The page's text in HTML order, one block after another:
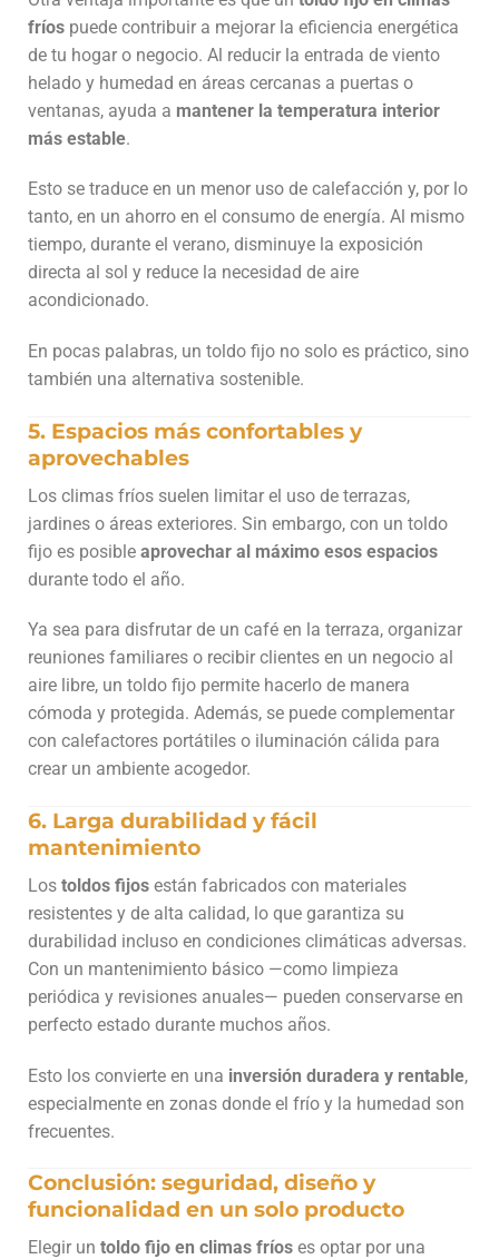
fríos puede contribuir a mejorar la eficiencia energética
de tu hogar o negocio. Al reducir la entrada de viento
helado y humedad en áreas cercanas a puertas o
ventanas, ayuda a mantener la temperatura interior
más estable.
Esto se traduce en un menor uso de calefacción y, por lo
tanto, en un ahorro en el consumo de energía. Al mismo
tiempo, durante el verano, disminuye la exposición
directa al sol y reduce la necesidad de aire
acondicionado.
En pocas palabras, un toldo fijo no solo es práctico, sino
también una alternativa sostenible.
5. Espacios más confortables y
aprovechables
Los climas fríos suelen limitar el uso de terrazas,
jardines o áreas exteriores. Sin embargo, con un toldo
fijo es posible aprovechar al máximo esos espacios
durante todo el año.
Ya sea para disfrutar de un café en la terraza, organizar
reuniones familiares o recibir clientes en un negocio al
aire libre, un toldo fijo permite hacerlo de manera
cómoda y protegida. Además, se puede complementar
con calefactores portátiles o iluminación cálida para
crear un ambiente acogedor.
6. Larga durabilidad y fácil
mantenimiento
Los toldos fijos están fabricados con materiales
resistentes y de alta calidad, lo que garantiza su
durabilidad incluso en condiciones climáticas adversas.
Con un mantenimiento básico —como limpieza
periódica y revisiones anuales— pueden conservarse en
perfecto estado durante muchos años.
Esto los convierte en una inversión duradera y rentable,
especialmente en zonas donde el frío y la humedad son
frecuentes.
Conclusión: seguridad, diseño y
funcionalidad en un solo producto
Elegir un toldo fijo en climas fríos es optar por una